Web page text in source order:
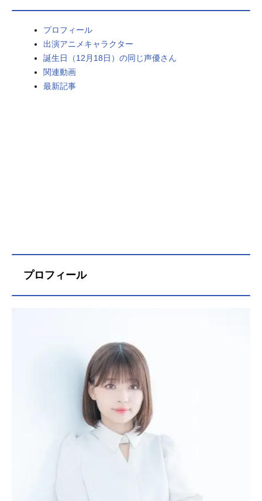
男性声優/女性声優一覧
プロフィール
出演アニメキャラクター
誕生日（12月18日）の同じ声優さん
関連動画
最新記事
プロフィール